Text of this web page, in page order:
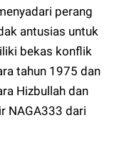
perang
antusias untuk
bekas konflik
tahun 1975 dan
Hizbullah dan
NAGA333dari